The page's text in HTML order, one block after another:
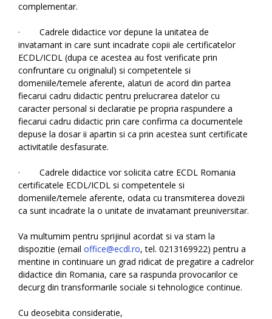
complementar.
· Cadrele didactice vor depune la unitatea de
invatamant in care sunt incadrate copii ale certificatelor
ECDL/ICDL (dupa ce acestea au fost verificate prin
confruntare cu originalul) si competentele si
domeniile/temele aferente, alaturi de acord din partea
fiecarui cadru didactic pentru prelucrarea datelor cu
caracter personal si declaratie pe propria raspundere a
fiecarui cadru didactic prin care confirma ca documentele
depuse la dosar ii apartin si ca prin acestea sunt certificate
activitatile desfasurate.
· Cadrele didactice vor solicita catre ECDL Romania
certificatele ECDL/ICDL si competentele si
domeniile/temele aferente, odata cu transmiterea dovezii
ca sunt incadrate la o unitate de invatamant preuniversitar.
Va multumim pentru sprijinul acordat si va stam la
dispozitie (email office@ecdl.ro, tel. 0213169922) pentru a
mentine in continuare un grad ridicat de pregatire a cadrelor
didactice din Romania, care sa raspunda provocarilor ce
decurg din transformarile sociale si tehnologice continue.
Cu deosebita consideratie,